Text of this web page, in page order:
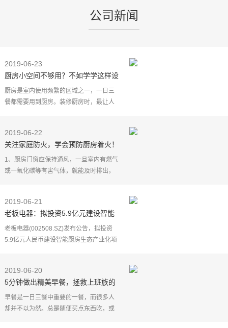
公司新闻
2019-06-23
厨房小空间不够用？不如学学这样设
计，收纳区多一倍，储物更轻松
厨房是室内使用频繁的区域之一，一日三
餐都需要用到厨房。装修厨房时，最让人
器、碗碟等各种厨房
2019-06-22
关注家庭防火，学会预防厨房着火！
1、厨房门窗应保持通风，一旦室内有燃气
或一氧化碳等有害气体，就能及时排出，
门、炉灶、热水器
2019-06-21
老板电器：拟投资5.9亿元建设智能
厨房生态产业化项目
老板电器(002508.SZ)发布公告，拟投资
5.9亿元人民币建设智能厨房生态产业化项
建筑面积16.77万
2019-06-20
5分钟做出精美早餐，拯救上班族的
厨房神器
早餐是一日三餐中重要的一餐，而很多人
却并不以为然。总是随便买点东西吃，或